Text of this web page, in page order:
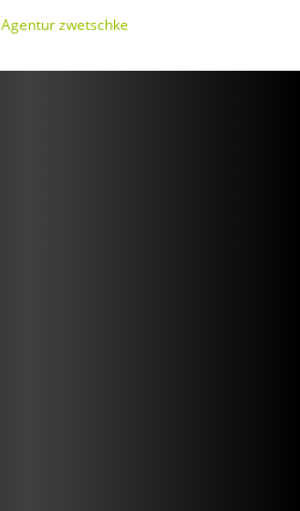
Agentur zwetschke